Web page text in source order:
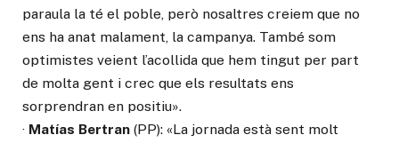
paraula la té el poble, però nosaltres creiem que no
ens ha anat malament, la campanya. També som
optimistes veient l’acollida que hem tingut per part
de molta gent i crec que els resultats ens
sorprendran en positiu».
· Matías Bertran (PP): «La jornada està sent molt